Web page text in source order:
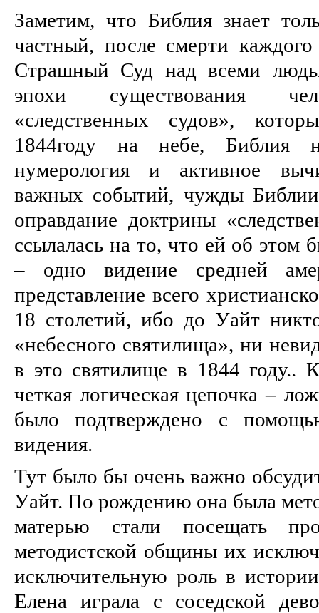
Заметим, что Библия знает
частный, после смерти
Страшный Суд над всеми
эпохи существования
«следственных судов»,
1844году на небе, Библия
нумерология и активное
важных событий, чужды
оправдание доктрины
ссылалась на то, что ей об этом
– одно видение средней
представление всего
18 столетий, ибо до Уайт
«небесного святилища», ни
в это святилище в 1844 году..
четкая логическая цепочка –
было подтверждено с
видения.
Тут было бы очень важно
Уайт. По рождению она была
матерью стали посещать
методистской общины их
исключительную роль в
Елена играла с соседской